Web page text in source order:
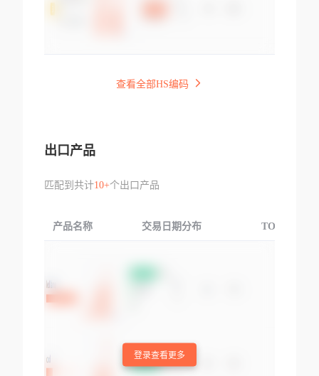
查看全部HS编码
出口产品
匹配到共计10+个出口产品
产品名称 交易日期分布 TOP3交易国
登录查看更多